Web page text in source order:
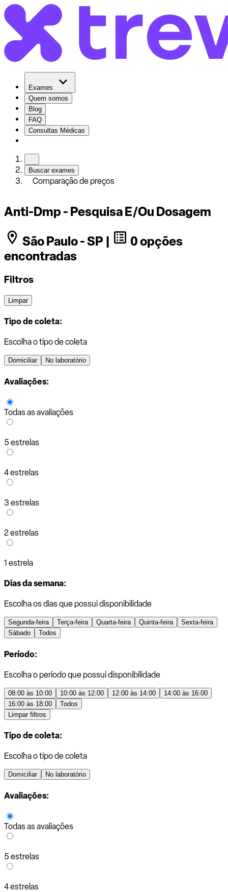
Exames
Quem somos
Blog
FAQ
Consultas Médicas
Buscar exames
Comparação de preços
Anti-Dmp - Pesquisa E/Ou Dosagem
São Paulo - SP |
0 opções
encontradas
Filtros
Limpar
Tipo de coleta:
Escolha o tipo de coleta
Domiciliar No laboratório
Avaliações:
Todas as avaliações
5 estrelas
4 estrelas
3 estrelas
2 estrelas
1 estrela
Dias da semana:
Escolha os dias que possui disponibilidade
Segunda-feira Terça-feira Quarta-feira Quinta-feira
Sexta-feira
Sábado
Todos
Período:
Escolha o período que possui disponibilidade
08:00 às 10:00 10:00 às 12:00 12:00 às 14:00
14:00 às 16:00
16:00 às 18:00
Todos
Limpar filtros
Tipo de coleta:
Escolha o tipo de coleta
Domiciliar No laboratório
Avaliações:
Todas as avaliações
5 estrelas
4 estrelas